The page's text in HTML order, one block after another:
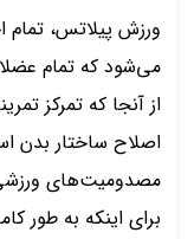
ورزش پیلاتس، تمام
می‌شود که تمام
از آنجا که تمرکز
اصلاح ساختار بدن
مصدومیت‌های ورزشی
برای اینکه به طور